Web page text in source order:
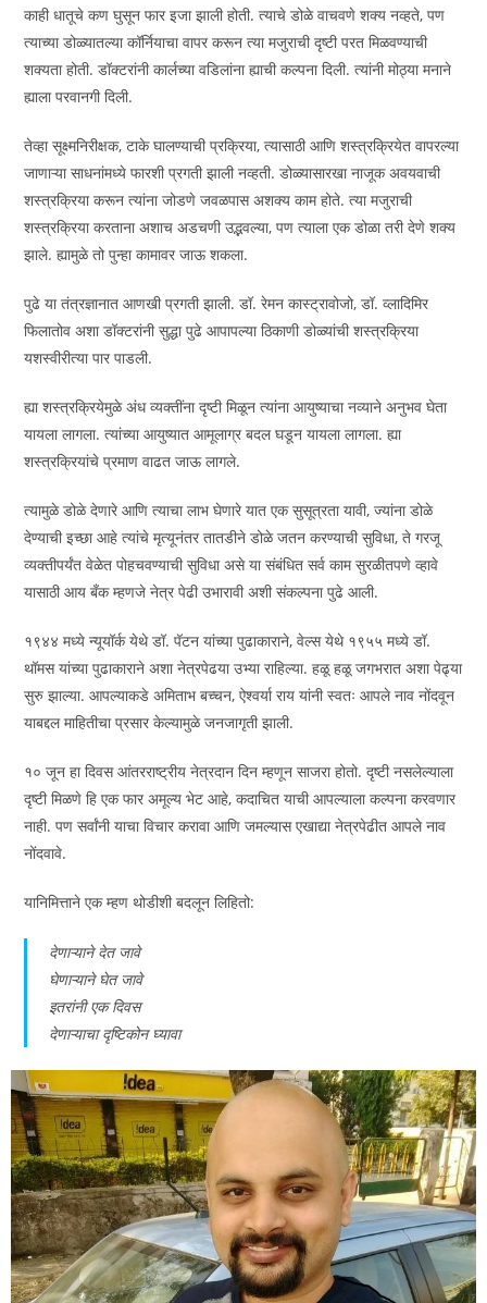
काही धातूचे कण घुसून फार इजा झाली होती. त्याचे डोळे वाचवणे शक्य नव्हते, पण
त्याच्या डोळ्यातल्या कॉर्नियाचा वापर करून त्या मजुराची दृष्टी परत मिळवण्याची
शक्यता होती. डॉक्टरांनी कार्लच्या वडिलांना ह्याची कल्पना दिली. त्यांनी मोठ्या मनाने
ह्याला परवानगी दिली.
तेव्हा सूक्ष्मनिरीक्षक, टाके घालण्याची प्रक्रिया, त्यासाठी आणि शस्त्रक्रियेत वापरल्या
जाणाऱ्या साधनांमध्ये फारशी प्रगती झाली नव्हती. डोळ्यासारखा नाजूक अवयवाची
शस्त्रक्रिया करून त्यांना जोडणे जवळपास अशक्य काम होते. त्या मजुराची
शस्त्रक्रिया करताना अशाच अडचणी उद्भवल्या, पण त्याला एक डोळा तरी देणे शक्य
झाले. ह्यामुळे तो पुन्हा कामावर जाऊ शकला.
पुढे या तंत्रज्ञानात आणखी प्रगती झाली. डॉ. रेमन कास्ट्रावोजो, डॉ. व्लादिमिर
फिलातोव अशा डॉक्टरांनी सुद्धा पुढे आपापल्या ठिकाणी डोळ्यांची शस्त्रक्रिया
यशस्वीरीत्या पार पाडली.
ह्या शस्त्रक्रियेमुळे अंध व्यक्तींना दृष्टी मिळून त्यांना आयुष्याचा नव्याने अनुभव घेता
यायला लागला. त्यांच्या आयुष्यात आमूलाग्र बदल घडून यायला लागला. ह्या
शस्त्रक्रियांचे प्रमाण वाढत जाऊ लागले.
त्यामुळे डोळे देणारे आणि त्याचा लाभ घेणारे यात एक सुसूत्रता यावी, ज्यांना डोळे
देण्याची इच्छा आहे त्यांचे मृत्यूनंतर तातडीने डोळे जतन करण्याची सुविधा, ते गरजू
व्यक्तीपर्यंत वेळेत पोहचवण्याची सुविधा असे या संबंधित सर्व काम सुरळीतपणे व्हावे
यासाठी आय बँक म्हणजे नेत्र पेढी उभारावी अशी संकल्पना पुढे आली.
१९४४ मध्ये न्यूयॉर्क येथे डॉ. पॅटन यांच्या पुढाकाराने, वेल्स येथे १९५५ मध्ये डॉ.
थॉमस यांच्या पुढाकाराने अशा नेत्रपेढया उभ्या राहिल्या. हळू हळू जगभरात अशा पेढ्या
सुरु झाल्या. आपल्याकडे अमिताभ बच्चन, ऐश्वर्या राय यांनी स्वतः आपले नाव नोंदवून
याबद्दल माहितीचा प्रसार केल्यामुळे जनजागृती झाली.
१० जून हा दिवस आंतरराष्ट्रीय नेत्रदान दिन म्हणून साजरा होतो. दृष्टी नसलेल्याला
दृष्टी मिळणे हि एक फार अमूल्य भेट आहे, कदाचित याची आपल्याला कल्पना करवणार
नाही. पण सर्वांनी याचा विचार करावा आणि जमल्यास एखाद्या नेत्रपेढीत आपले नाव
नोंदवावे.
यानिमित्ताने एक म्हण थोडीशी बदलून लिहितो:
देणाऱ्याने देत जावे
घेणाऱ्याने घेत जावे
इतरांनी एक दिवस
देणाऱ्याचा दृष्टिकोन घ्यावा